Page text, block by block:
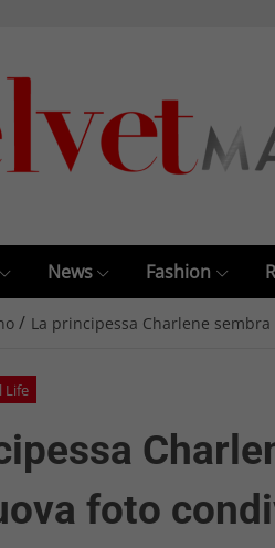
News Fashion
/ La principessa Charlene
Life
foto